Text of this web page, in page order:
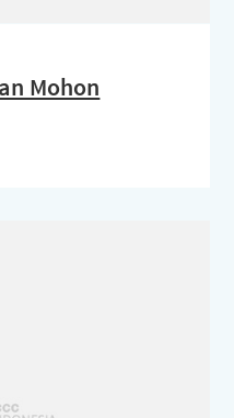
Mohon